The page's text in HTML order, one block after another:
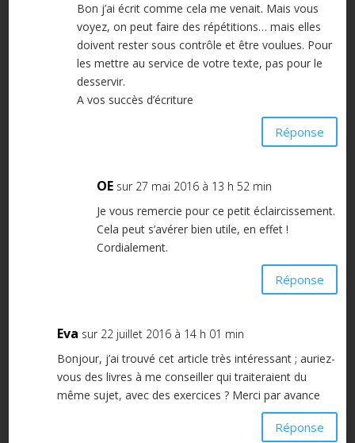
Bon j’ai écrit comme cela me venait. Mais vous
voyez, on peut faire des répétitions… mais elles
doivent rester sous contrôle et être voulues. Pour
les mettre au service de votre texte, pas pour le
desservir.
A vos succès d’écriture
Réponse
OE sur 27 mai 2016 à 13 h 52 min
Je vous remercie pour ce petit éclaircissement.
Cela peut s’avérer bien utile, en effet !
Cordialement.
Réponse
Eva sur 22 juillet 2016 à 14 h 01 min
Bonjour, j’ai trouvé cet article très intéressant ; auriez-
vous des livres à me conseiller qui traiteraient du
même sujet, avec des exercices ? Merci par avance
Réponse